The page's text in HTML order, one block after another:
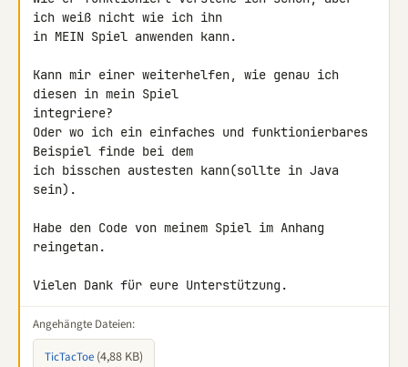
ich weiß nicht wie ich ihn
in MEIN Spiel anwenden kann.
Kann mir einer weiterhelfen, wie genau ich
diesen in mein Spiel
integriere?
Oder wo ich ein einfaches und funktionierbares
Beispiel finde bei dem
ich bisschen austesten kann(sollte in Java
sein).
Habe den Code von meinem Spiel im Anhang
reingetan.
Vielen Dank für eure Unterstützung.
Angehängte Dateien:
TicTacToe (4,88 KB)